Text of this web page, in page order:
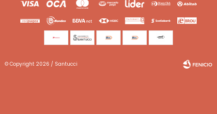
© Copyright 2026 / Santucci